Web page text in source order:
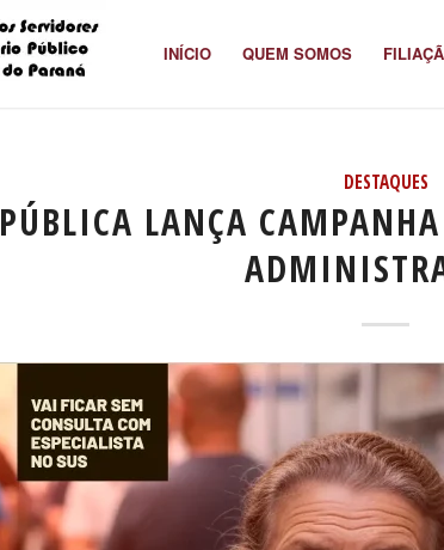
INÍCIO QUEM SOMOS
DESTAQUES
PÚBLICA LANÇA